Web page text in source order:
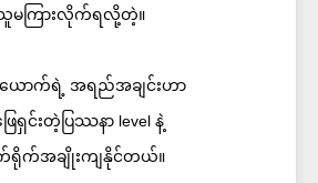
မကြားလိုက်ရလို့တဲ့။
ောက်ရဲ့ အရည်အချင်းဟာ
ေရှင်းတဲ့ပြဿနာ level နဲ့
က်အချိုးကျနိုင်တယ်။